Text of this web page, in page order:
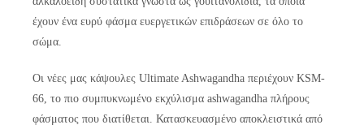
έχουν ένα ευρύ φάσμα ευεργετικών επιδράσεων σε όλο το
σώμα.
Οι νέες μας κάψουλες Ultimate Ashwagandha περιέχουν KSM-
66, το πιο συμπυκνωμένο εκχύλισμα ashwagandha πλήρους
φάσματος που διατίθεται. Κατασκευασμένο αποκλειστικά από